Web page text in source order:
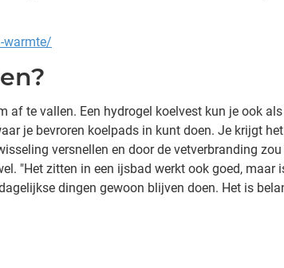
warmte/
af te vallen. Een hydrogel koelvest kun je ook
je bevroren koelpads in kunt doen. Je krijgt
versnellen en door de vetverbranding
"Het zitten in een ijsbad werkt ook goed, maar
dingen gewoon blijven doen. Het is